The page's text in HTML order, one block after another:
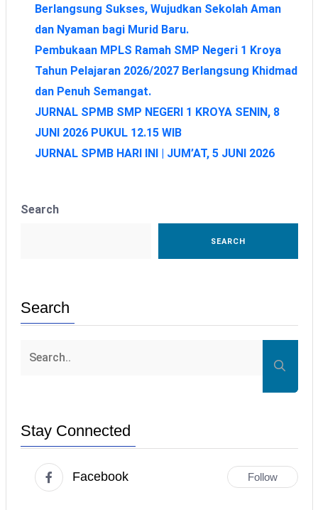
Berlangsung Sukses, Wujudkan Sekolah Aman
dan Nyaman bagi Murid Baru.
Pembukaan MPLS Ramah SMP Negeri 1 Kroya
Tahun Pelajaran 2026/2027 Berlangsung Khidmad
dan Penuh Semangat.
JURNAL SPMB SMP NEGERI 1 KROYA SENIN, 8
JUNI 2026 PUKUL 12.15 WIB
JURNAL SPMB HARI INI | JUM’AT, 5 JUNI 2026
Search
SEARCH
Search
Stay Connected
Facebook Follow